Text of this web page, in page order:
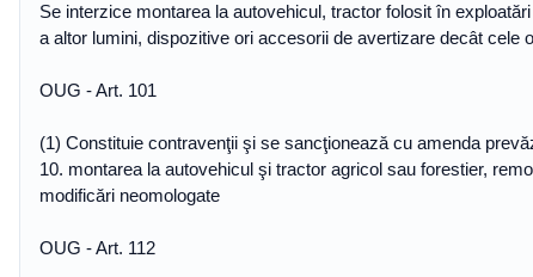
Se interzice montarea la autovehicul, tractor folosit în
a altor lumini, dispozitive ori accesorii de avertizare decât cele
OUG - Art. 101
(1) Constituie contravenţii şi se sancţionează cu amenda
10. montarea la autovehicul şi tractor agricol sau forestier,
modificări neomologate
OUG - Art. 112